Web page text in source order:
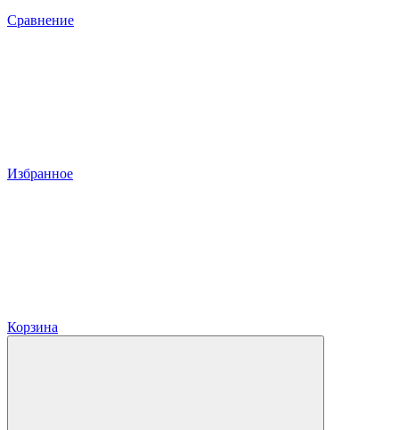
Сравнение
Избранное
Корзина